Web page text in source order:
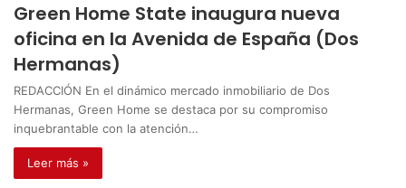
Green Home State inaugura nueva
oficina en la Avenida de España (Dos
Hermanas)
REDACCIÓN En el dinámico mercado inmobiliario de Dos
Hermanas, Green Home se destaca por su compromiso
inquebrantable con la atención…
Leer más »